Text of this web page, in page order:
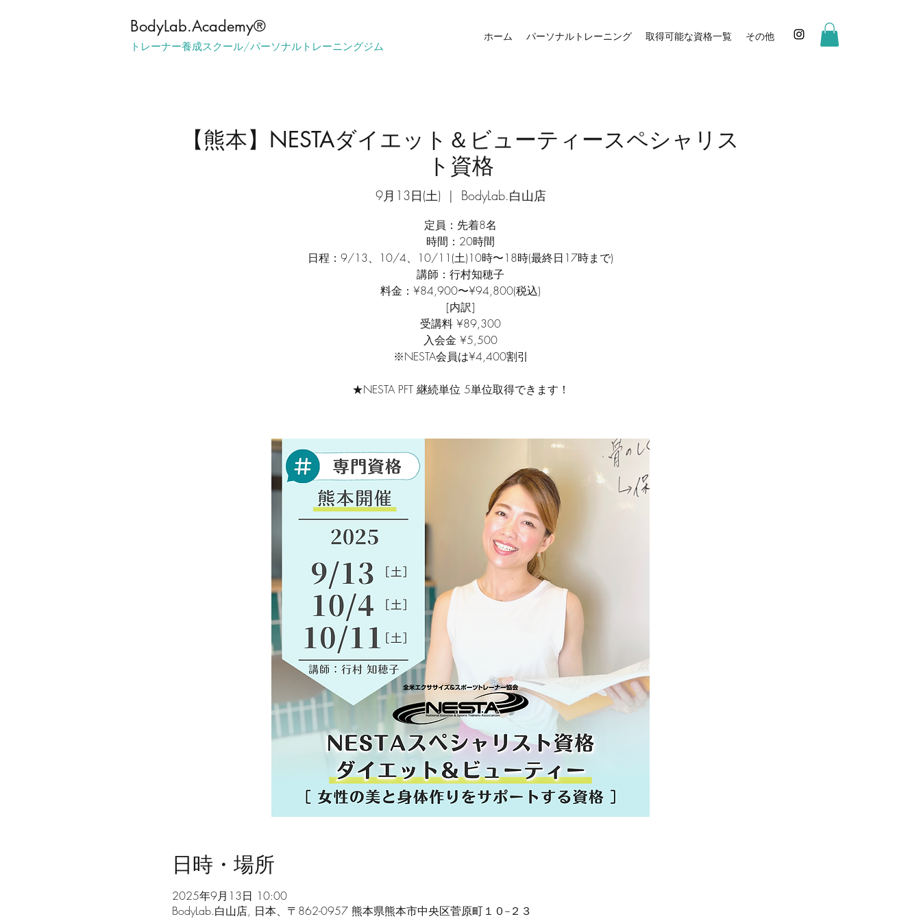
​BodyLab.Academy®︎
トレーナー養成スクール/パーソナルトレーニングジム
ホーム パーソナルトレーニング 取得可能な資格一覧 その他
【熊本】NESTAダイエット＆ビューティースペシャリス
ト資格
9月13日(土)
  |
BodyLab.白山店
定員：先着8名
時間：20時間
日程：9/13、10/4、10/11(土)10時〜18時(最終日17時まで)
講師：行村知穂子
料金：¥84,900〜¥94,800(税込)
[内訳]
受講料 ¥89,300
入会金 ¥5,500
※NESTA会員は¥4,400割引
★NESTA PFT 継続単位 5単位取得できます！
日時・場所
2025年9月13日 10:00
BodyLab.白山店, 日本、〒862-0957 熊本県熊本市中央区菅原町１０−２３